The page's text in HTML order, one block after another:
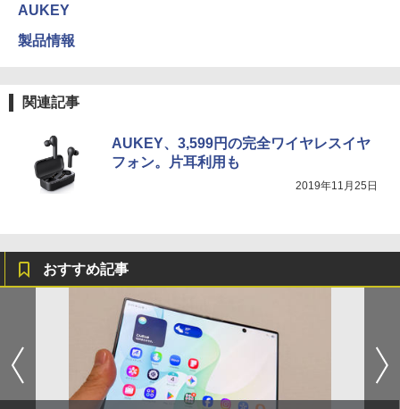
AUKEY
製品情報
関連記事
AUKEY、3,599円の完全ワイヤレスイヤ
フォン。片耳利用も
2019年11月25日
おすすめ記事